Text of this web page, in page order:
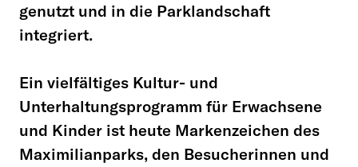
genutzt und in die Parklandschaft
integriert.
Ein vielfältiges Kultur- und
Unterhaltungsprogramm für Erwachsene
und Kinder ist heute Markenzeichen des
Maximilianparks, den Besucherinnen und